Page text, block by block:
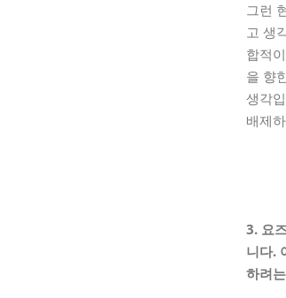
그런
고 생
합적
을 향
생각
배제
3. 요
니다.
하려